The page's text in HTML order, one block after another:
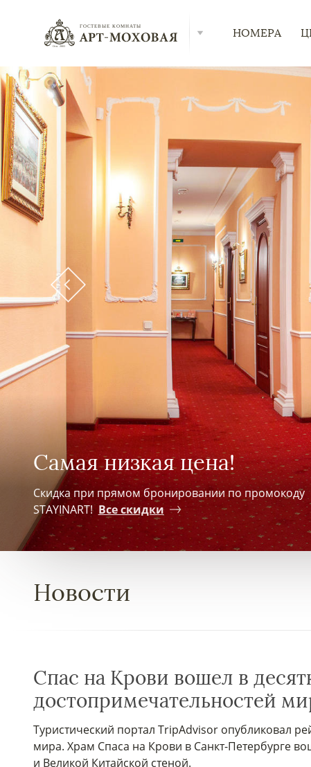
НОМЕРА
Самая низкая цена!
Скидка при прямом бронировании по промокоду
STAYINART! Все скидки
Новости
Спас на Крови вошел в
достопримечательностей
Туристический портал TripAdvisor опубликовал
мира. Храм Спаса на Крови в Санкт-Петербурге
и Великой Китайской стеной.